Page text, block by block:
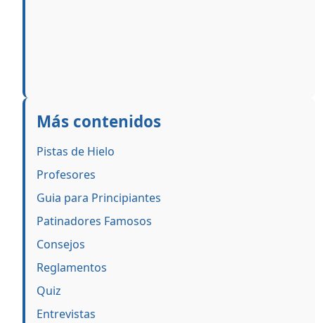
Más contenidos
Pistas de Hielo
Profesores
Guia para Principiantes
Patinadores Famosos
Consejos
Reglamentos
Quiz
Entrevistas